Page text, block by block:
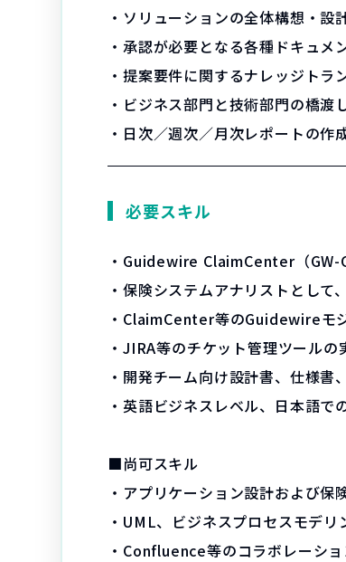
・ソリューションの全体構想・
・承認が必要となる各種ドキュメ
・提案要件に関するナレッジト
・ビジネス部門と技術部門の橋
・日次／週次／月次レポートの作
必要スキル
・Guidewire ClaimCenter（GW-
・保険システムアナリストとし
・ClaimCenter等のGuidewireモ
・JIRA等のチケット管理ツールの
・開発チーム向け設計書、仕様
・英語ビジネスレベル、日本語
■尚可スキル
・アプリケーション設計および
・UML、ビジネスプロセスモデ
・Confluence等のコラボレーシ